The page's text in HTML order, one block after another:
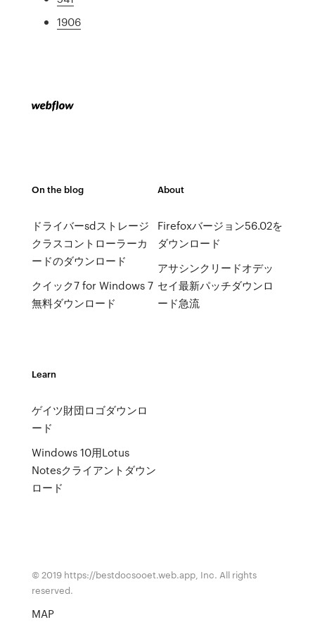
1906
On the blog
ドライバーsdストレージ
クラスコントローラーカ
ードのダウンロード
クイック7 for Windows 7
無料ダウンロード
About
Firefoxバージョン56.02を
ダウンロード
アサシンクリードオデッ
セイ最新パッチダウンロ
ード急流
Learn
ゲイツ財団ロゴダウンロ
ード
Windows 10用Lotus
Notesクライアントダウン
ロード
© 2019 https://bestdocsooet.web.app, Inc. All rights
reserved.
MAP